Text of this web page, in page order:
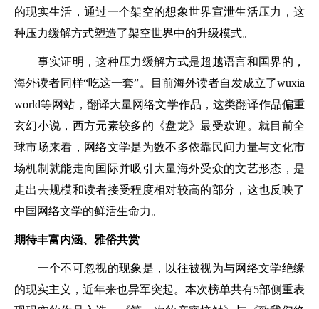
的现实生活，通过一个架空的想象世界宣泄生活压力，这
种压力缓解方式塑造了架空世界中的升级模式。
事实证明，这种压力缓解方式是超越语言和国界的，
海外读者同样“吃这一套”。目前海外读者自发成立了wuxia
world等网站，翻译大量网络文学作品，这类翻译作品偏重
玄幻小说，西方元素较多的《盘龙》最受欢迎。就目前全
球市场来看，网络文学是为数不多依靠民间力量与文化市
场机制就能走向国际并吸引大量海外受众的文艺形态，是
走出去规模和读者接受程度相对较高的部分，这也反映了
中国网络文学的鲜活生命力。
期待丰富内涵、雅俗共赏
一个不可忽视的现象是，以往被视为与网络文学绝缘
的现实主义，近年来也异军突起。本次榜单共有5部侧重表